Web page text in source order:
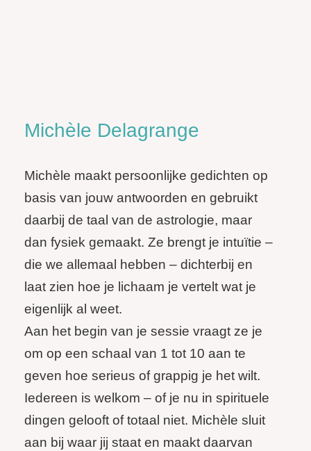
Michèle Delagrange
Michèle maakt persoonlijke gedichten op
basis van jouw antwoorden en gebruikt
daarbij de taal van de astrologie, maar
dan fysiek gemaakt. Ze brengt je intuïtie –
die we allemaal hebben – dichterbij en
laat zien hoe je lichaam je vertelt wat je
eigenlijk al weet.
Aan het begin van je sessie vraagt ze je
om op een schaal van 1 tot 10 aan te
geven hoe serieus of grappig je het wilt.
Iedereen is welkom – of je nu in spirituele
dingen gelooft of totaal niet. Michèle sluit
aan bij waar jij staat en maakt daarvan